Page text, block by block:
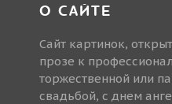
О САЙТЕ
Сайт картинок,
прозе к
торжественной или
свадьбой, с днем